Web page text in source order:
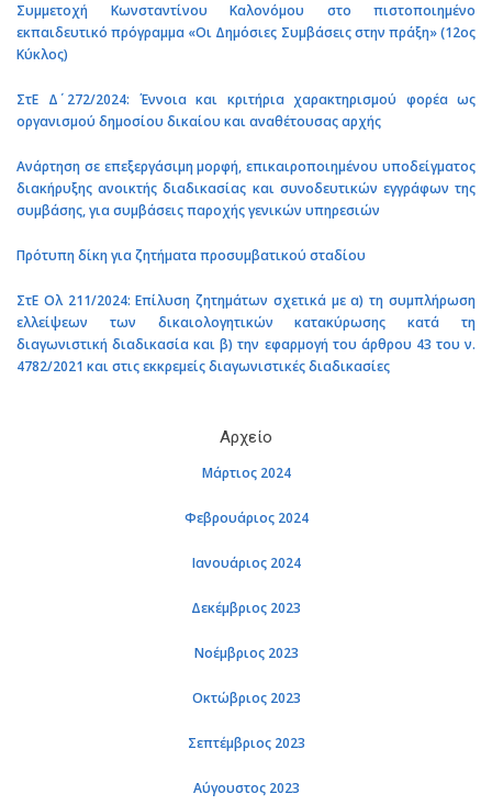
Συμμετοχή Κωνσταντίνου Καλονόμου στο πιστοποιημένο
εκπαιδευτικό πρόγραμμα «Οι Δημόσιες Συμβάσεις στην πράξη» (12ος
Κύκλος)
ΣτΕ Δ΄ 272/2024: Έννοια και κριτήρια χαρακτηρισμού φορέα ως
οργανισμού δημοσίου δικαίου και αναθέτουσας αρχής
Ανάρτηση σε επεξεργάσιμη μορφή, επικαιροποιημένου υποδείγματος
διακήρυξης ανοικτής διαδικασίας και συνοδευτικών εγγράφων της
συμβάσης, για συμβάσεις παροχής γενικών υπηρεσιών
Πρότυπη δίκη για ζητήματα προσυμβατικού σταδίου
ΣτΕ Ολ 211/2024: Επίλυση ζητημάτων σχετικά με α) τη συμπλήρωση
ελλείψεων των δικαιολογητικών κατακύρωσης κατά τη
διαγωνιστική διαδικασία και β) την εφαρμογή του άρθρου 43 του ν.
4782/2021 και στις εκκρεμείς διαγωνιστικές διαδικασίες
Αρχείο
Μάρτιος 2024
Φεβρουάριος 2024
Ιανουάριος 2024
Δεκέμβριος 2023
Νοέμβριος 2023
Οκτώβριος 2023
Σεπτέμβριος 2023
Αύγουστος 2023